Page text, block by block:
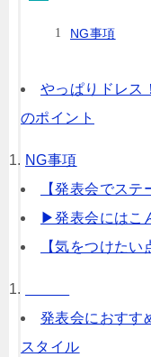
NG事項
やっぱりドレス
のポイント
NG事項
【発表会でステ
▶︎発表会にはこ
【気をつけた
発表会におすす
スタイル